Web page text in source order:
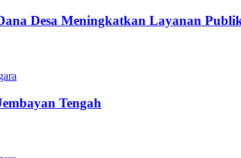
Desa Meningkatkan Layanan
Tengah